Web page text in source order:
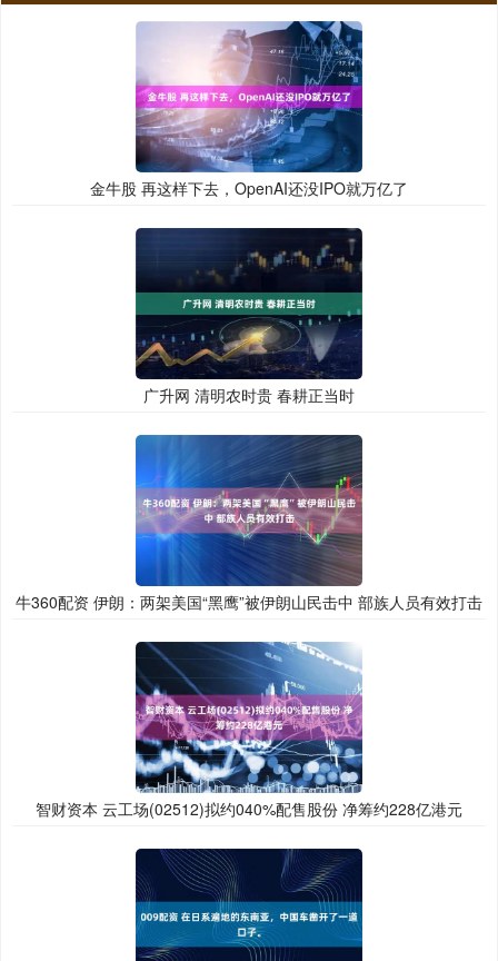
金牛股 再这样下去，OpenAI还没IPO就万亿了
广升网 清明农时贵 春耕正当时
牛360配资 伊朗：两架美国“黑鹰”被伊朗山民击中 部族人员有效打击
智财资本 云工场(02512)拟约040%配售股份 净筹约228亿港元